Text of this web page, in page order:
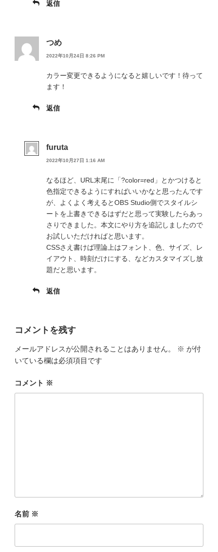
返信
つめ
2022年10月24日 8:26 PM
カラー変更できるようになると嬉しいです！待って
ます！
返信
furuta
2022年10月27日 1:16 AM
なるほど、URL末尾に「?color=red」とかつけると
色指定できるようにすればいいかなと思ったんです
が、よくよく考えるとOBS Studio側でスタイルシ
ートを上書きできるはずだと思って実験したらあっ
さりできました。本文にやり方を追記しましたので
お試しいただければと思います。
CSSさえ書けば理論上はフォント、色、サイズ、レ
イアウト、時刻だけにする、などカスタマイズし放
題だと思います。
返信
コメントを残す
メールアドレスが公開されることはありません。 ※ が付
いている欄は必須項目です
コメント ※
名前 ※